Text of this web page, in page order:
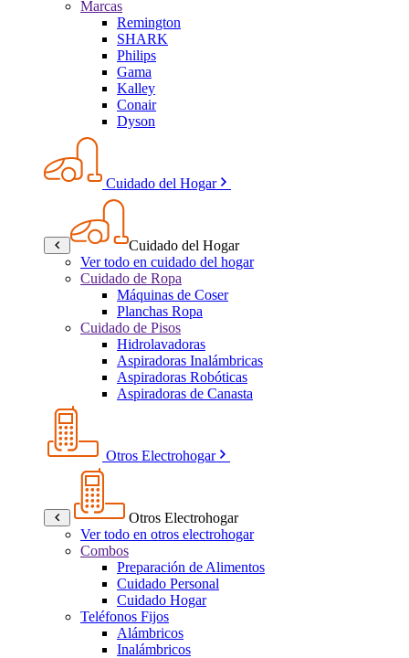
Marcas
Remington
SHARK
Philips
Gama
Kalley
Conair
Dyson
Cuidado del Hogar
Cuidado del Hogar
Ver todo en cuidado del hogar
Cuidado de Ropa
Máquinas de Coser
Planchas Ropa
Cuidado de Pisos
Hidrolavadoras
Aspiradoras Inalámbricas
Aspiradoras Robóticas
Aspiradoras de Canasta
Otros Electrohogar
Otros Electrohogar
Ver todo en otros electrohogar
Combos
Preparación de Alimentos
Cuidado Personal
Cuidado Hogar
Teléfonos Fijos
Alámbricos
Inalámbricos